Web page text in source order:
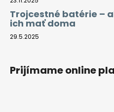
Trojcestné batérie –
ich mať doma
29.5.2025
Prijímame online